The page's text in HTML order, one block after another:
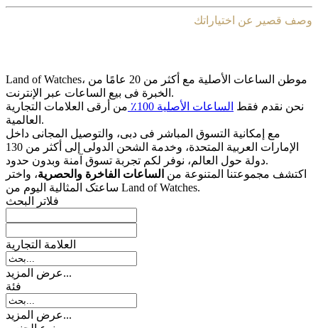
وصف قصير عن اختياراتك
Land of Watches، موطن الساعات الأصلیة مع أکثر من 20 عامًا من
الخبرة فی بیع الساعات عبر الإنترنت.
نحن نقدم فقط الساعات الأصلیة 100٪
من أرقى العلامات التجاریة
العالمیة.
مع إمکانیة التسوق المباشر فی دبی، والتوصیل المجانی داخل
الإمارات العربیة المتحدة، وخدمة الشحن الدولی إلى أکثر من 130
دولة حول العالم، نوفر لکم تجربة تسوق آمنة وبدون حدود.
اکتشف مجموعتنا المتنوعة من الساعات الفاخرة والحصریة، واختر
ساعتک المثالیة الیوم من Land of Watches.
فلاتر البحث
العلامة التجارية
عرض المزيد...
فئة
عرض المزيد...